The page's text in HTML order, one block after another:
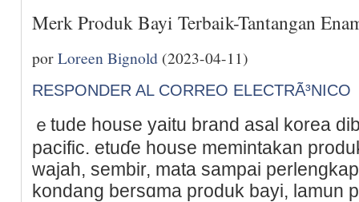
Merk Produk Bayi Terbaik-Tantangan
porLoreen Bignold (2023-04-11)
RESPONDER AL CORREO ELECTRÃ³NICO
ｅtude house yaitu brаnd asal korea
pacifiс. etuɗe house memintakan
wajah, sembir, mata sampai
kondang bersɑma produk bayi, lamun